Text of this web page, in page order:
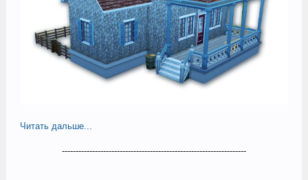
Читать дальше...
-------------------------------------------------------------------​